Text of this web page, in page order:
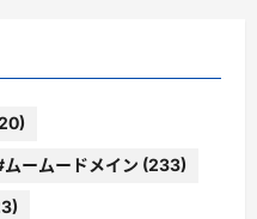
ムームードメイン (233)